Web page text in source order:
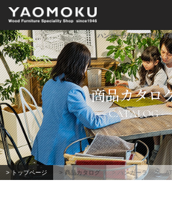
ショールーム
YAOMOKUについて
商品カタログ
スペシャルコンテンツ
ハンガーラック AT5511-
商品カタロ
CATALOG
> トップページ > 商品カタログ > ハンガーラック